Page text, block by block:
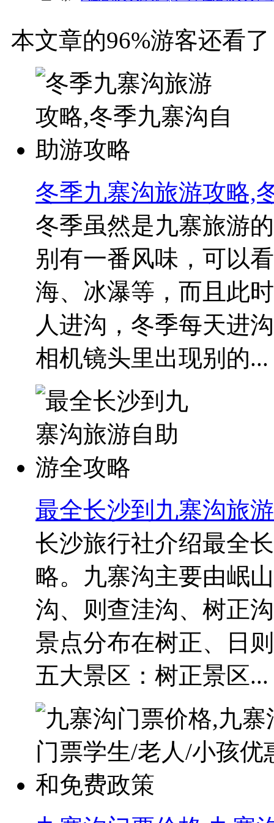
本文章的96%游客还看
冬季九寨沟旅游攻略,
冬季虽然是九寨旅游
别有一番风味，可以
海、冰瀑等，而且此
人进沟，冬季每天进
相机镜头里出现别的...
最全长沙到九寨沟旅
长沙旅行社介绍最全
略。九寨沟主要由岷
沟、则查洼沟、树正
景点分布在树正、日
五大景区：树正景区...